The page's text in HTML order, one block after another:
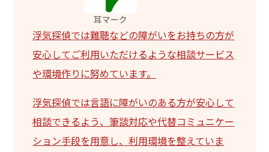
浮気探偵では難聴などの障がいをお持ちの方が
安心してご利用いただけるような相談サービス
や環境作りに努めています。
浮気探偵では言語に障がいのある方が安心して
相談できるよう、筆談対応や代替コミュニケー
ション手段を用意し、利用環境を整えていま